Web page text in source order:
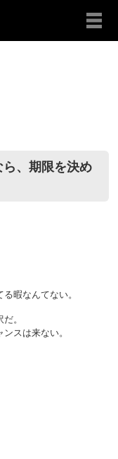
ら、期限を決め
暇なんてない。
。
スは来ない。